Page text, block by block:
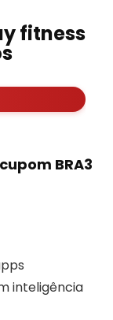
fitness
BRA3
inteligência